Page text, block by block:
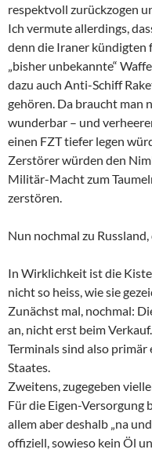
respektvoll zurückzogen
Ich vermute allerdings,
denn die Iraner
„bisher unbekannte“
dazu auch Anti-Schiff
gehören. Da braucht man
wunderbar – und
einen FZT tiefer legen
Zerstörer würden den
Militär-Macht zum
zerstören.
Nun nochmal zu Russland,
In Wirklichkeit ist die
nicht so heiss, wie sie
Zunächst mal, nochmal:
an, nicht erst beim
Terminals sind also
Staates.
Zweitens, zugegeben
Für die Eigen-Versorgung
allem aber deshalb „na
offiziell, sowieso kein Öl